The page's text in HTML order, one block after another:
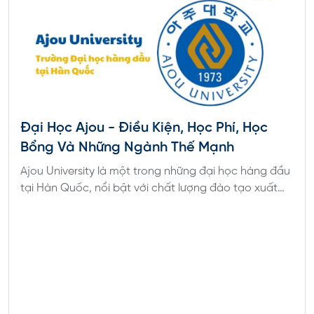
Đại Học Ajou - Điều Kiện, Học Phí, Học
Bổng Và Những Ngành Thế Mạnh
Ajou University là một trong những đại học hàng đầu
tại Hàn Quốc, nổi bật với chất lượng đào tạo xuất